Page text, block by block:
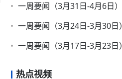
一周要闻（3月31日-4月6日）
一周要闻（3月24日-3月30日）
一周要闻（3月17日-3月23日）
热点视频